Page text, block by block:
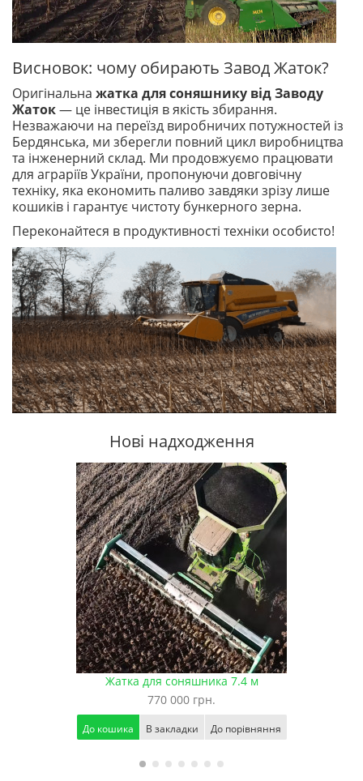
Висновок: чому обирають Завод Жаток?
Оригінальна жатка для соняшнику від Заводу
Жаток— це інвестиція в якість збирання.
Незважаючи на переїзд виробничих потужностей із
Бердянська, ми зберегли повний цикл виробництва
та інженерний склад. Ми продовжуємо працювати
для аграріїв України, пропонуючи довговічну
техніку, яка економить паливо завдяки зрізу лише
кошиків і гарантує чистоту бункерного зерна.
Переконайтеся в продуктивності техніки особисто!
Нові надходження
Жатка для соняшника 7.4 м
770 000 грн.
До кошика В закладки До порівняння